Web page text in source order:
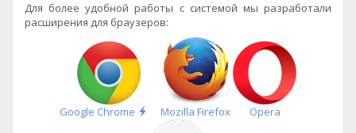
Для более удобной работы с системой мы разработали
расширения для браузеров:
Google Chrome
Быстрая
установка
Mozilla Firefox Opera